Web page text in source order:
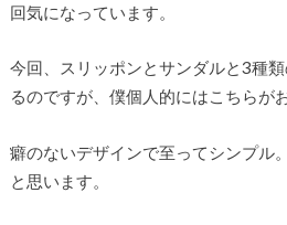
回気になっています。
今回、スリッポンとサンダルと3種
るのですが、僕個人的にはこちらが
癖のないデザインで至ってシンプル
と思います。